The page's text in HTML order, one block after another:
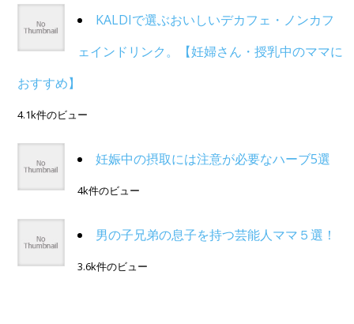
KALDIで選ぶおいしいデカフェ・ノンカフ
ェインドリンク。【妊婦さん・授乳中のママに
おすすめ】
4.1k件のビュー
妊娠中の摂取には注意が必要なハーブ5選
4k件のビュー
男の子兄弟の息子を持つ芸能人ママ５選！
3.6k件のビュー